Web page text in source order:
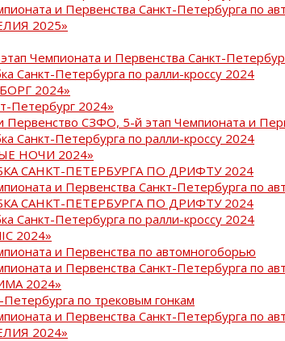
и Первенства Санкт-Петербурга по
2025»
Чемпионата и Первенства Санкт-
Санкт-Петербурга по ралли-кроссу 2024
2024»
Петербург 2024»
Первенство СЗФО, 5-й этап Чемпионата и
Санкт-Петербурга по ралли-кроссу 2024
НОЧИ 2024»
САНКТ-ПЕТЕРБУРГА ПО ДРИФТУ 2024
и Первенства Санкт-Петербурга по
САНКТ-ПЕТЕРБУРГА ПО ДРИФТУ 2024
Санкт-Петербурга по ралли-кроссу 2024
2024»
и Первенства по автомногоборью
и Первенства Санкт-Петербурга по
2024»
Петербурга по трековым гонкам
и Первенства Санкт-Петербурга
2024»